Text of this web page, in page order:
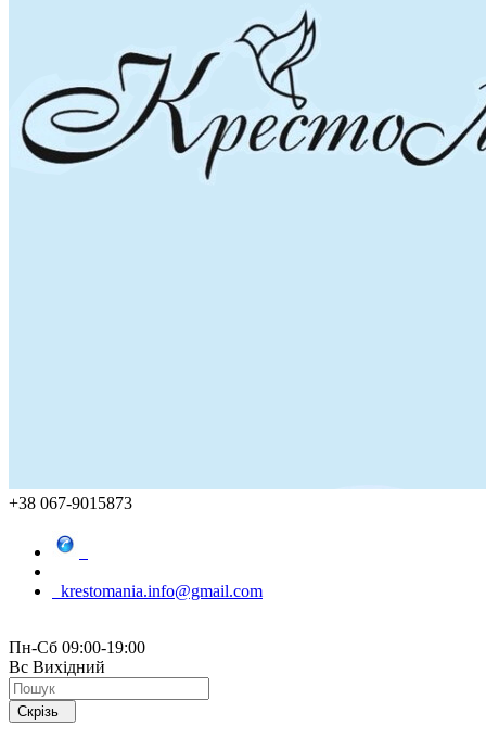
+38 067-9015873
krestomania.info@gmail.com
Пн-Сб 09:00-19:00
Вс Вихідний
Скрізь